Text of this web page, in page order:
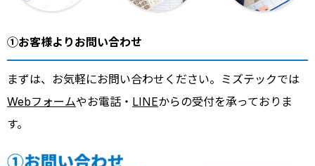
①お客様よりお問い合わせ
まずは、お気軽にお問い合わせください。ミズテックでは
Webフォームやお電話・ LINEからの受付を承っておりま
す。